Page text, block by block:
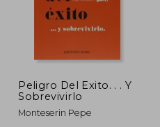
50%
dcto.
Peligro Del Exito. . . Y
Sobrevivirlo
Monteserin Pepe